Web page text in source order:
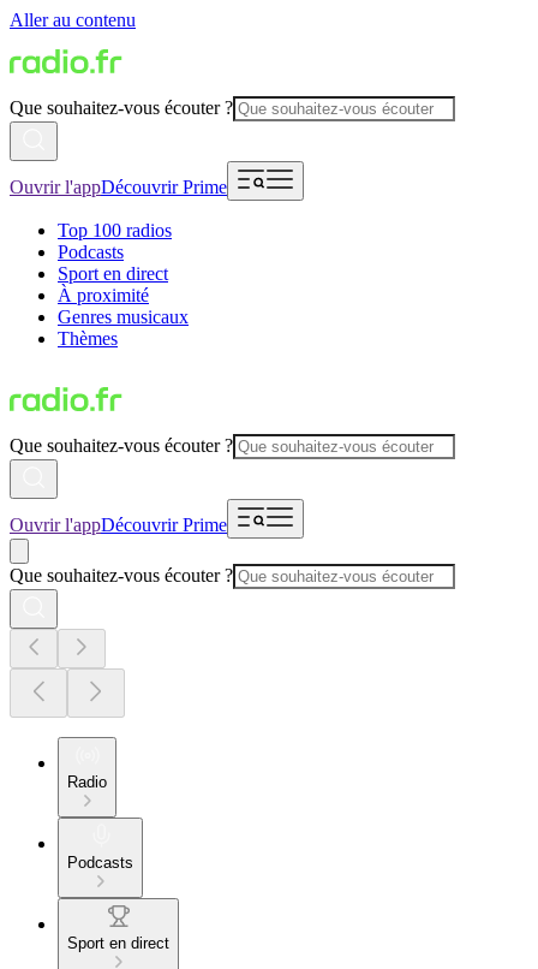
Aller au contenu
Que souhaitez-vous écouter ?
Ouvrir l'appDécouvrir Prime
Top 100 radios
Podcasts
Sport en direct
À proximité
Genres musicaux
Thèmes
Que souhaitez-vous écouter ?
Ouvrir l'appDécouvrir Prime
Que souhaitez-vous écouter ?
Radio
Podcasts
Sport en direct